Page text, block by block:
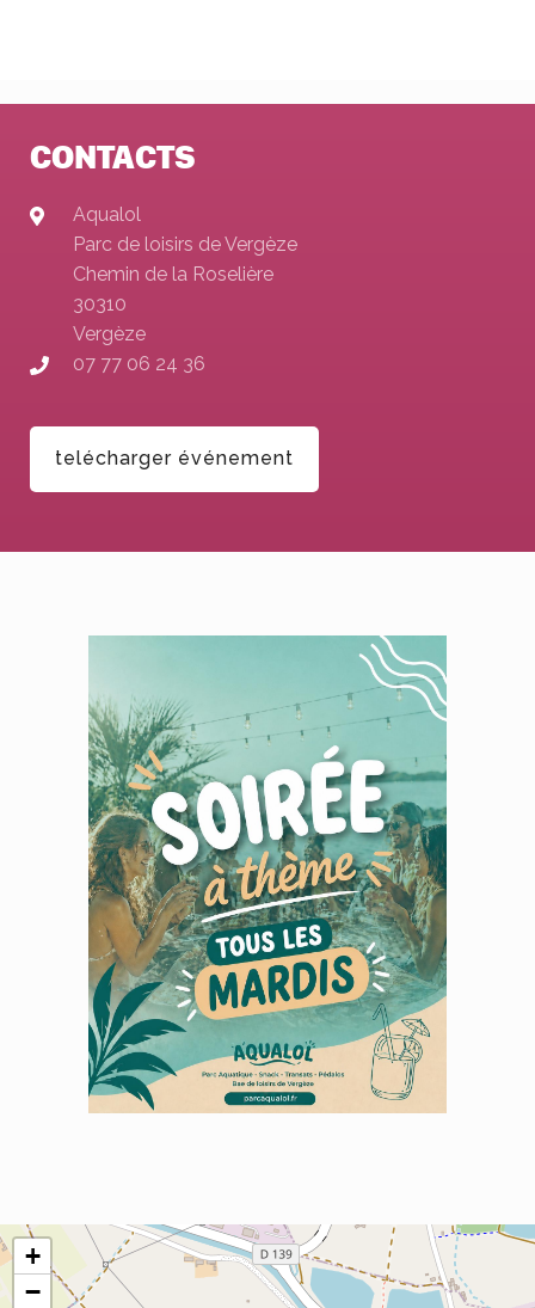
CONTACTS
Aqualol
Parc de loisirs de Vergèze
Chemin de la Roselière
30310
Vergèze
07 77 06 24 36
+
−